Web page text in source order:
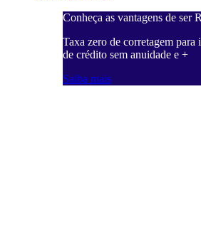
Conheça as vantagens de ser
Taxa zero de corretagem para
de crédito sem anuidade e +
Saiba mais